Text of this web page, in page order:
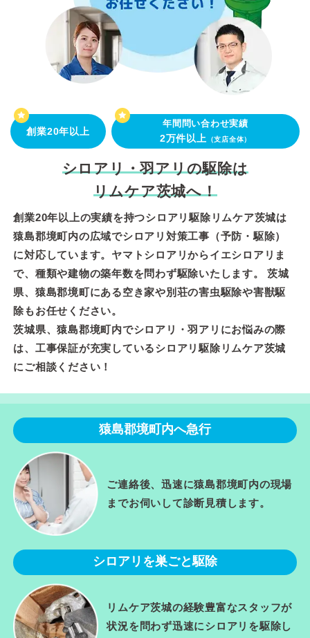
創業20年以上
年間問い合わせ実績
2万件以上 （支店全体）
シロアリ・羽アリの駆除は
リムケア茨城へ！
創業20年以上の実績を持つシロアリ駆除リムケア茨城は
猿島郡境町内の広域でシロアリ対策工事（予防・駆除）
に対応しています。ヤマトシロアリからイエシロアリま
で、種類や建物の築年数を問わず駆除いたします。 茨城
県、猿島郡境町にある空き家や別荘の害虫駆除や害獣駆
除もお任せください。
茨城県、猿島郡境町内でシロアリ・羽アリにお悩みの際
は、工事保証が充実しているシロアリ駆除リムケア茨城
にご相談ください！
猿島郡境町内へ急行
ご連絡後、迅速に猿島郡境町内の現場
までお伺いして診断見積します。
シロアリを巣ごと駆除
リムケア茨城の経験豊富なスタッフが
状況を問わず迅速にシロアリを駆除し